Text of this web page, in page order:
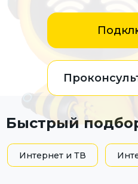
Быстрый
Интернет и ТВ